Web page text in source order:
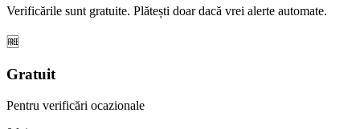
Verificările sunt gratuite. Plătești doar dacă vrei alerte automate.
🆓
Gratuit
Pentru verificări ocazionale